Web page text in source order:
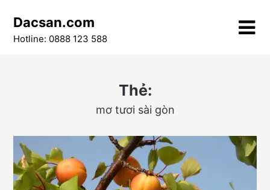
content
Dacsan.com
Hotline: 0888 123 588
Thẻ:
mơ tươi sài gòn